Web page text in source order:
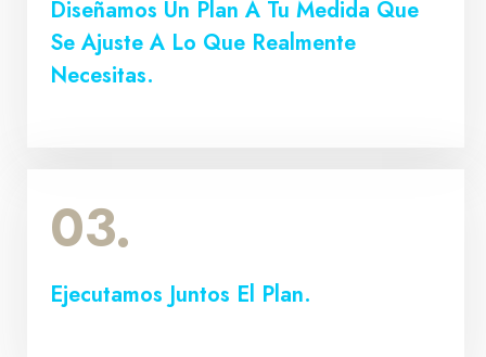
Diseñamos Un Plan A Tu Medida Que
Se Ajuste A Lo Que Realmente
Necesitas.
03.
Ejecutamos Juntos El Plan.